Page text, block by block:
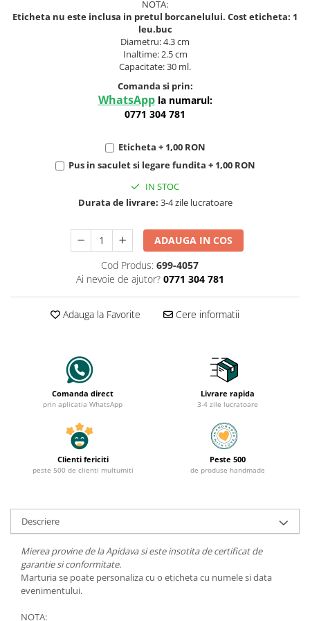
NOTA:
Eticheta nu este inclusa in pretul borcanelului. Cost eticheta: 1
leu.buc
Diametru: 4.3 cm
Inaltime: 2.5 cm
Capacitate: 30 ml.
Comanda si prin:
WhatsApp la numarul:
0771 304 781
Eticheta + 1,00 RON
Pus in saculet si legare fundita + 1,00 RON
IN STOC
Durata de livrare: 3-4 zile lucratoare
ADAUGA IN COS
Cod Produs: 699-4057
Ai nevoie de ajutor? 0771 304 781
Adauga la Favorite Cere informatii
Comanda direct
prin aplicatia WhatsApp
Livrare rapida
3-4 zile lucratoare
Clienti fericiti
peste 500 de clienti multumiti
Peste 500
de produse handmade
Descriere
Mierea provine de la Apidava si este insotita de certificat de
garantie si conformitate.
Marturia se poate personaliza cu o eticheta cu numele si data
evenimentului.
NOTA: